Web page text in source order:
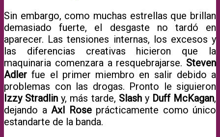
Sin embargo, como muchas estrellas que brillan
demasiado fuerte, el desgaste no tardó en
aparecer. Las tensiones internas, los excesos y
las diferencias creativas hicieron que la
maquinaria comenzara a resquebrajarse. Steven
Adler fue el primer miembro en salir debido a
problemas con las drogas. Pronto le siguieron
Izzy Stradlin y, más tarde, Slashy Duff McKagan,
dejando a Axl Roseprácticamente como único
estandarte de la banda.